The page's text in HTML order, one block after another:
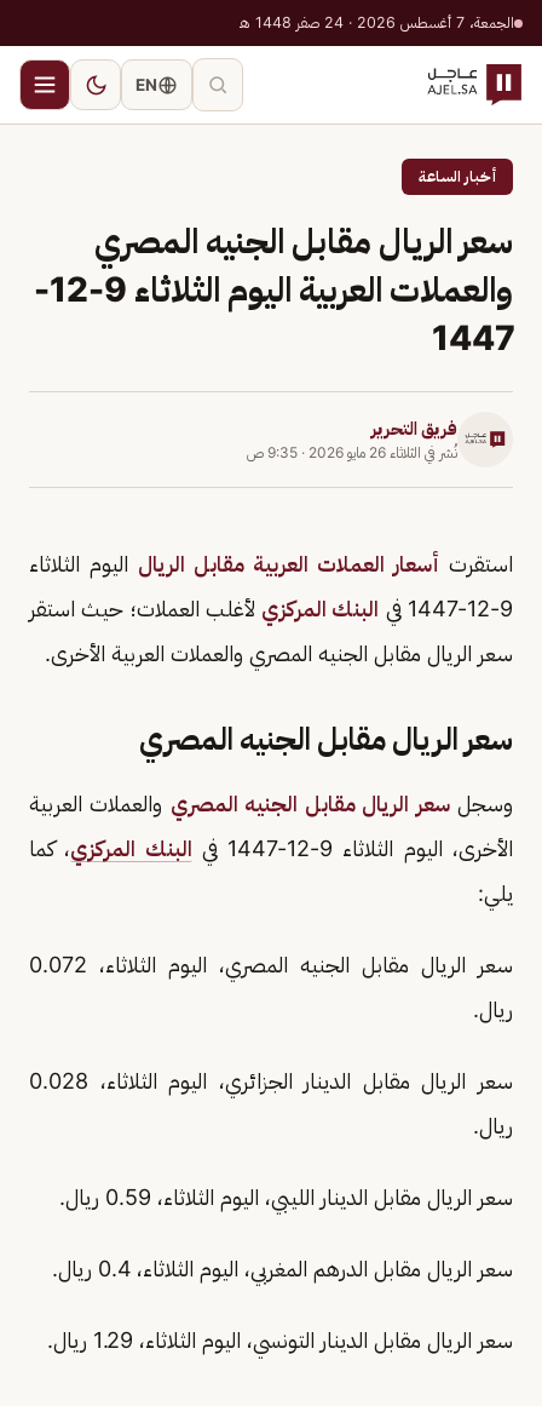
الجمعة، 7 أغسطس 2026 · 24 صفر 1448 هـ
EN
أخبار الساعة
سعر الريال مقابل الجنيه المصري
والعملات العربية اليوم الثلاثاء 9-12-
1447
فريق التحرير
نُشر في الثلاثاء 26 مايو 2026 · 9:35 ص
استقرت أسعار العملات العربية مقابل الريال اليوم الثلاثاء
9-12-1447 في
البنك المركزي لأغلب العملات؛ حيث استقر
سعر الريال مقابل الجنيه المصري والعملات العربية الأخرى.
سعر الريال مقابل الجنيه المصري
وسجلسعر الريال مقابل الجنيه المصري والعملات العربية
الأخرى، اليوم الثلاثاء 9-12-1447 في
البنك المركزي، كما
يلي:
سعر الريال مقابل الجنيه المصري، اليوم الثلاثاء، 0.072
ريال.
سعر الريال مقابل الدينار الجزائري، اليوم الثلاثاء، 0.028
ريال.
سعر الريال مقابل الدينار الليبي، اليوم الثلاثاء، 0.59 ريال.
سعر الريال مقابل الدرهم المغربي، اليوم الثلاثاء، 0.4 ريال.
سعر الريال مقابل الدينار التونسي، اليوم الثلاثاء، 1.29 ريال.